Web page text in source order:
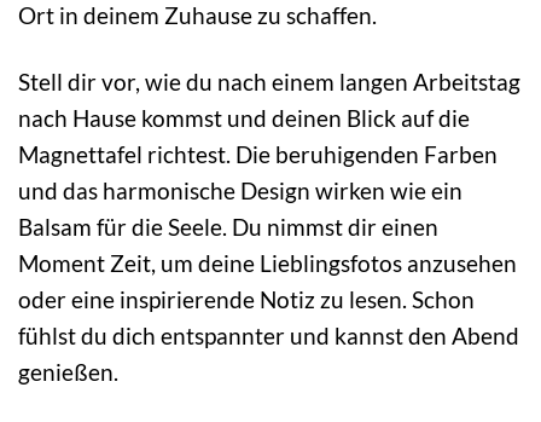
Ort in deinem Zuhause zu schaffen.
Stell dir vor, wie du nach einem langen Arbeitstag
nach Hause kommst und deinen Blick auf die
Magnettafel richtest. Die beruhigenden Farben
und das harmonische Design wirken wie ein
Balsam für die Seele. Du nimmst dir einen
Moment Zeit, um deine Lieblingsfotos anzusehen
oder eine inspirierende Notiz zu lesen. Schon
fühlst du dich entspannter und kannst den Abend
genießen.